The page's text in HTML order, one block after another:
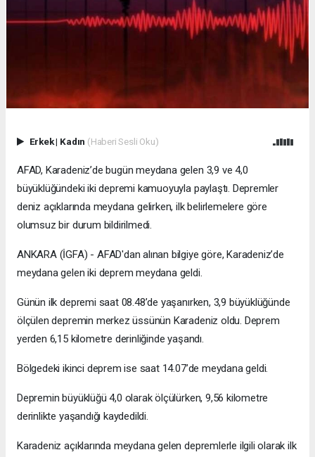
Erkek| Kadın (Haberi Sesli Oku)
AFAD, Karadeniz’de bugün meydana gelen 3,9 ve 4,0
büyüklüğündeki iki depremi kamuoyuyla paylaştı. Depremler
deniz açıklarında meydana gelirken, ilk belirlemelere göre
olumsuz bir durum bildirilmedi.
ANKARA (İGFA) - AFAD'dan alınan bilgiye göre, Karadeniz’de
meydana gelen iki deprem meydana geldi.
Günün ilk depremi saat 08.48’de yaşanırken, 3,9 büyüklüğünde
ölçülen depremin merkez üssünün Karadeniz oldu. Deprem
yerden 6,15 kilometre derinliğinde yaşandı.
Bölgedeki ikinci deprem ise saat 14.07’de meydana geldi.
Depremin büyüklüğü 4,0 olarak ölçülürken, 9,56 kilometre
derinlikte yaşandığı kaydedildi.
Karadeniz açıklarında meydana gelen depremlerle ilgili olarak ilk